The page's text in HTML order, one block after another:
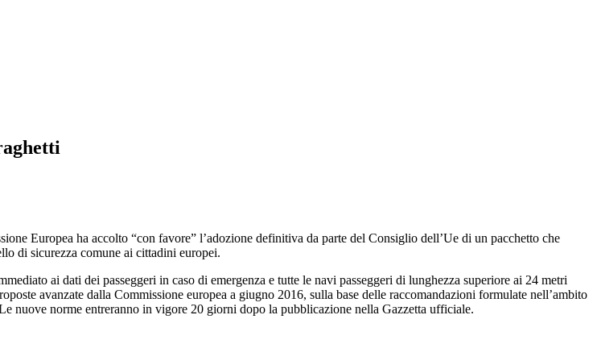
Europea ha accolto “con favore” l’adozione definitiva da parte del Consiglio dell’Ue di un pacchetto che
di sicurezza comune ai cittadini europei.
ai dati dei passeggeri in caso di emergenza e tutte le navi passeggeri di lunghezza superiore ai 24 metri
avanzate dalla Commissione europea a giugno 2016, sulla base delle raccomandazioni formulate nell’ambito
nuove norme entreranno in vigore 20 giorni dopo la pubblicazione nella Gazzetta ufficiale.